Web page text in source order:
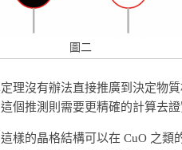
圖二
理沒有辦法直接推廣到決定物
個推測則需要更精確的計算去證
樣的晶格結構可以在 CuO 之類